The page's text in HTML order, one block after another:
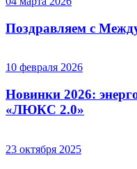
Поздравляем с
10 февраля 2026
Новинки 2026:
«ЛЮКС 2.0»
23 октября 2025